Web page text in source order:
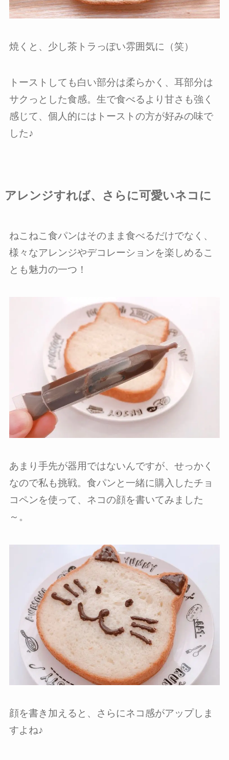
焼くと、少し茶トラっぽい雰囲気に（笑）
トーストしても白い部分は柔らかく、耳部分は
サクっとした食感。生で食べるより甘さも強く
感じて、個人的にはトーストの方が好みの味で
した♪
アレンジすれば、さらに可愛いネコに
ねこねこ食パンはそのまま食べるだけでなく、
様々なアレンジやデコレーションを楽しめるこ
とも魅力の一つ！
あまり手先が器用ではないんですが、せっかく
なので私も挑戦。食パンと一緒に購入したチョ
コペンを使って、ネコの顔を書いてみました
～。
顔を書き加えると、さらにネコ感がアップしま
すよね♪